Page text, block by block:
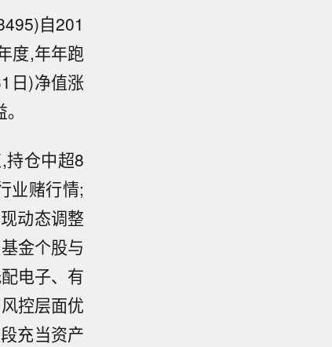
自201
度,年年跑
日)净值涨
持仓中超8
业赌行情;
动态调整
金个股与
电子、有
控层面优
充当资产